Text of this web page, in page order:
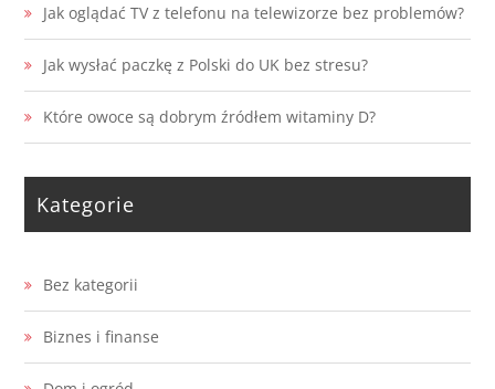
Jak oglądać TV z telefonu na telewizorze bez problemów?
Jak wysłać paczkę z Polski do UK bez stresu?
Które owoce są dobrym źródłem witaminy D?
Kategorie
Bez kategorii
Biznes i finanse